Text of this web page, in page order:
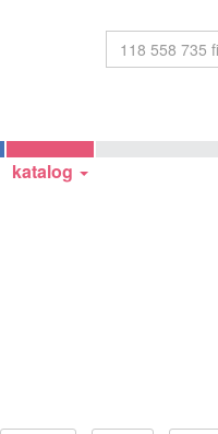
katalog